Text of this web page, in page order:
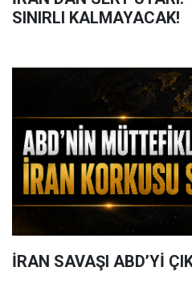
SINIRLI KALMAYACAK!
İRAN SAVAŞI ABD’Yİ